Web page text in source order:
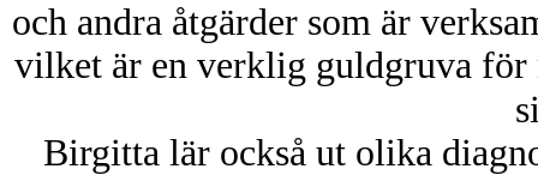
och andra åtgärder som är
vilket är en verklig guldgruva för
Birgitta lär också ut olika